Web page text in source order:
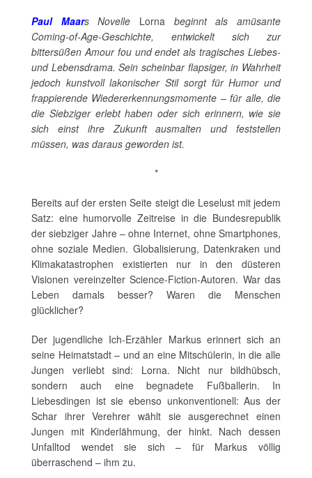
Paul Maars Novelle Lorna beginnt als amüsante
Coming-of-Age-Geschichte, entwickelt sich zur
bittersüßen Amour fou und endet als tragisches Liebes-
und Lebensdrama. Sein scheinbar flapsiger, in Wahrheit
jedoch kunstvoll lakonischer Stil sorgt für Humor und
frappierende Wiedererkennungsmomente – für alle, die
die Siebziger erlebt haben oder sich erinnern, wie sie
sich einst ihre Zukunft ausmalten und feststellen
müssen, was daraus geworden ist.
*
Bereits auf der ersten Seite steigt die Leselust mit jedem
Satz: eine humorvolle Zeitreise in die Bundesrepublik
der siebziger Jahre – ohne Internet, ohne Smartphones,
ohne soziale Medien. Globalisierung, Datenkraken und
Klimakatastrophen existierten nur in den düsteren
Visionen vereinzelter Science-Fiction-Autoren. War das
Leben damals besser? Waren die Menschen
glücklicher?
Der jugendliche Ich-Erzähler Markus erinnert sich an
seine Heimatstadt – und an eine Mitschülerin, in die alle
Jungen verliebt sind: Lorna. Nicht nur bildhübsch,
sondern auch eine begnadete Fußballerin. In
Liebesdingen ist sie ebenso unkonventionell: Aus der
Schar ihrer Verehrer wählt sie ausgerechnet einen
Jungen mit Kinderlähmung, der hinkt. Nach dessen
Unfalltod wendet sie sich – für Markus völlig
überraschend – ihm zu.